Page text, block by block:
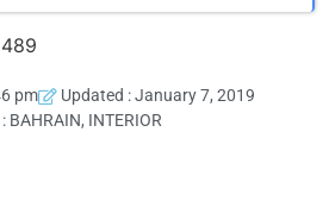
pm
Updated : January 7, 2019
BAHRAIN, INTERIOR